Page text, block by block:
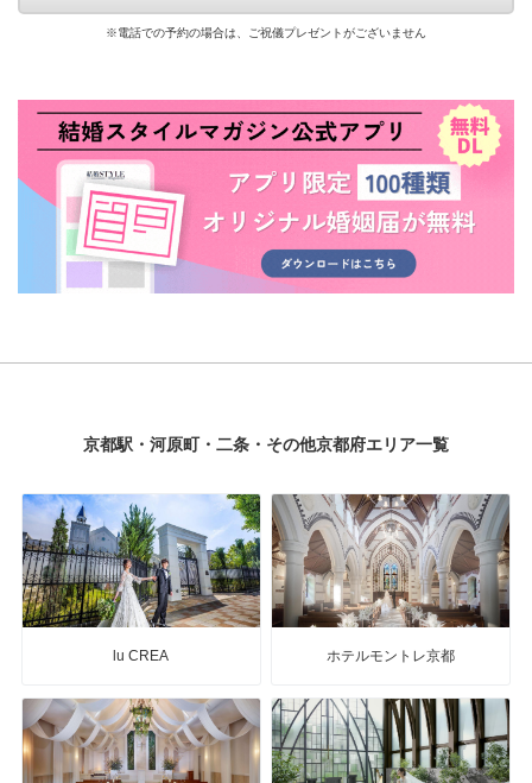
※電話での予約の場合は、ご祝儀プレゼントがございません
京都駅・河原町・二条・その他京都府エリア一覧
lu CREA ホテルモントレ京都